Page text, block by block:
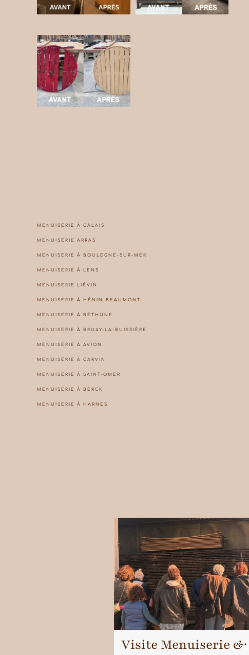
MENUISERIE À CALAIS
MENUISERIE ARRAS
MENUISERIE À BOULOGNE-SUR-MER
MENUISERIE À LENS
MENUISERIE LIÉVIN
MENUISERIE À HÉNIN-BEAUMONT
MENUISERIE À BÉTHUNE
MENUISERIE À BRUAY-LA-BUISSIÈRE
MENUISERIE À AVION
MENUISERIE À CARVIN
MENUISERIE À SAINT-OMER
MENUISERIE À BERCK
MENUISERIE À HARNES
Visite Menuiserie &